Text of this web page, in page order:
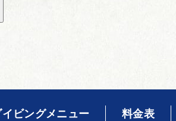
イビングメニュー 料金表